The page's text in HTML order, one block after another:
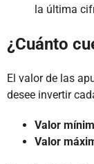
la última
¿Cuánto
El valor de las
desee invertir
Valor
Valor